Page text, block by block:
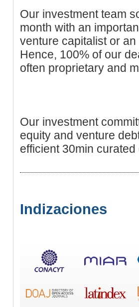
Our investment team
month with an
venture capitalist or
Hence, 100% of our
often proprietary and
Our investment
equity and venture
efficient 30min
Indizaciones